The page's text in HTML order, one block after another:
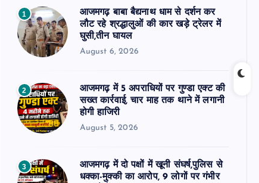
1
आजमगढ़ बाबा बैद्यनाथ धाम से दर्शन कर
लौट रहे श्रद्धालुओं की कार खड़े ट्रेलर में
घुसी,तीन घायल
August 6, 2026
2
आजमगढ़ में 5 अपराधियों पर गुण्डा एक्ट की
सख्त कार्रवाई, चार माह तक थाने में लगानी
होगी हाजिरी
August 5, 2026
3
आजमगढ़ में दो पक्षों में खूनी संघर्ष,पुलिस से
धक्का-मुक्की का आरोप, 9 लोगों पर गंभीर